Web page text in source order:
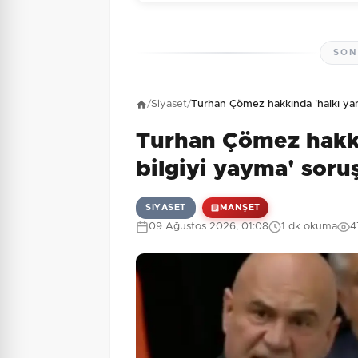
Güvenlik Sorusu: 2 + 3 = ?
/Siyaset/Turhan Çömez hakkında 'halkı
Turhan Çömez
bilgiyi yayma'
SIYASET MANŞET
09 Ağustos 2026, 01:08 1 dk okuma